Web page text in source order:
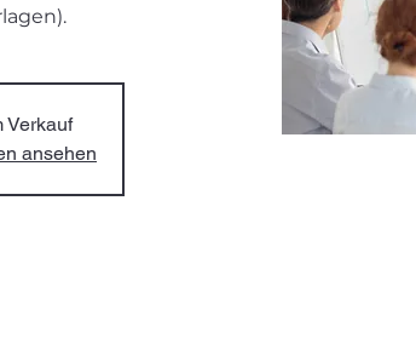
Verkauf
ansehen